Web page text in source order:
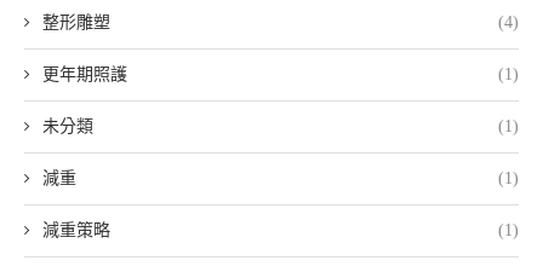
整形雕塑 (4)
更年期照護 (1)
未分類 (1)
減重 (1)
減重策略 (1)